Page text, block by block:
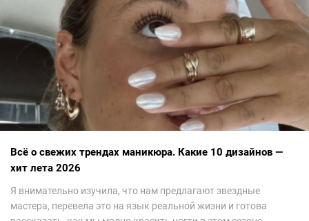
Всё о свежих трендах маникюра. Какие 10 дизайнов —
хит лета 2026
Я внимательно изучила, что нам предлагают звездные
мастера, перевела это на язык реальной жизни и готова